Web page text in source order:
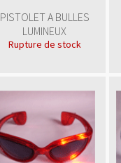
PISTOLET A BULLES
LUMINEUX
Rupture de stock